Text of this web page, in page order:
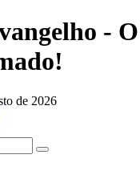
-
de 2026